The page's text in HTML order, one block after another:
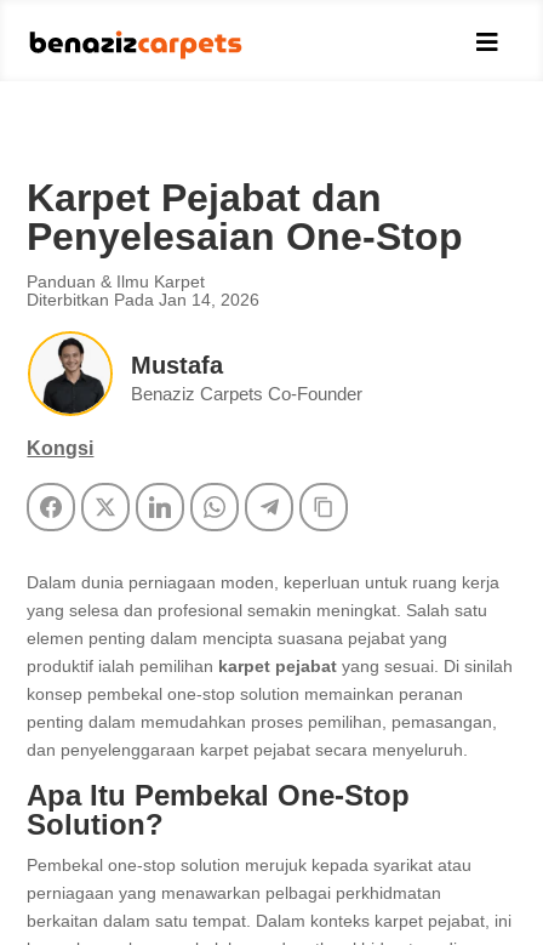

Karpet Pejabat dan
Penyelesaian One-Stop
Panduan & Ilmu Karpet
Diterbitkan Pada Jan 14, 2026
Mustafa
Benaziz Carpets Co-Founder
Kongsi
FacebookTwitter LinkedInWhatsAppTelegramCopy Link
Dalam dunia perniagaan moden, keperluan untuk ruang kerja
yang selesa dan profesional semakin meningkat. Salah satu
elemen penting dalam mencipta suasana pejabat yang
produktif ialah pemilihan karpet pejabat yang sesuai. Di sinilah
konsep pembekal one-stop solution memainkan peranan
penting dalam memudahkan proses pemilihan, pemasangan,
dan penyelenggaraan karpet pejabat secara menyeluruh.
Apa Itu Pembekal One-Stop
Solution?
Pembekal one-stop solution merujuk kepada syarikat atau
perniagaan yang menawarkan pelbagai perkhidmatan
berkaitan dalam satu tempat. Dalam konteks karpet pejabat, ini